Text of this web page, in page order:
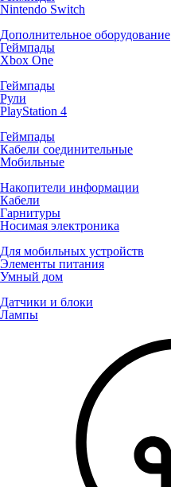
Nintendo Switch
Дополнительное оборудование
Геймпады
Xbox One
Геймпады
Рули
PlayStation 4
Геймпады
Кабели соединительные
Мобильные
Накопители информации
Кабели
Гарнитуры
Носимая электроника
Для мобильных устройств
Элементы питания
Умный дом
Датчики и блоки
Лампы